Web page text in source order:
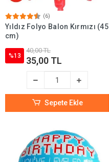
(6)
Yıldız Folyo Balon Kırmızı (45
cm)
%13
40,00 TL
35,00 TL
Sepete Ekle